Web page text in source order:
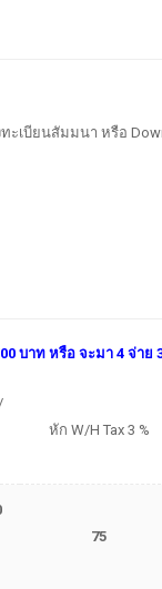
ทะเบียนสัมมนา หรือ
บาท หรือ จะมา 4 จ่าย
หัก W/H Tax 3 %
75